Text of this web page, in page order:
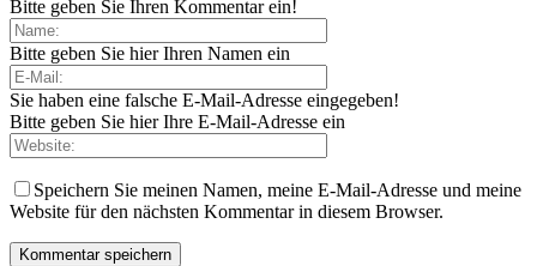
Bitte geben Sie Ihren Kommentar ein!
Bitte geben Sie hier Ihren Namen ein
Sie haben eine falsche E-Mail-Adresse eingegeben!
Bitte geben Sie hier Ihre E-Mail-Adresse ein
Speichern Sie meinen Namen, meine E-Mail-Adresse und meine
Website für den nächsten Kommentar in diesem Browser.